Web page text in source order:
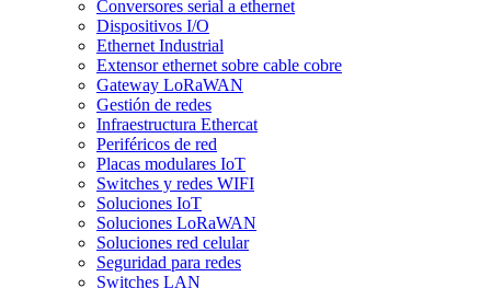
Conversores serial a ethernet
Dispositivos I/O
Ethernet Industrial
Extensor ethernet sobre cable cobre
Gateway LoRaWAN
Gestión de redes
Infraestructura Ethercat
Periféricos de red
Placas modulares IoT
Switches y redes WIFI
Soluciones IoT
Soluciones LoRaWAN
Soluciones red celular
Seguridad para redes
Switches LAN